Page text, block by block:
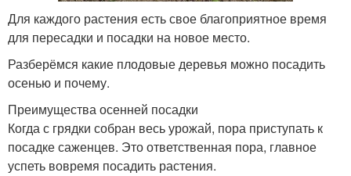
Для каждого растения есть свое благоприятное время
для пересадки и посадки на новое место.
Разберёмся какие плодовые деревья можно посадить
осенью и почему.
Преимущества осенней посадки
Когда с грядки собран весь урожай, пора приступать к
посадке саженцев. Это ответственная пора, главное
успеть вовремя посадить растения.